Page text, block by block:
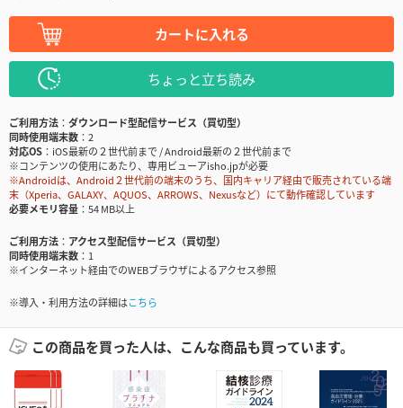
カートに入れる
ちょっと立ち読み
ご利用方法
ダウンロード型配信サービス（買切型）
同時使用端末数
2
対応OS
iOS最新の２世代前まで / Android最新の２世代前まで
※コンテンツの使用にあたり、専用ビューアisho.jpが必要
※Androidは、Android２世代前の端末のうち、国内キャリア経由で販売されている端
末（Xperia、GALAXY、AQUOS、ARROWS、Nexusなど）にて動作確認しています
必要メモリ容量
54 MB以上
ご利用方法
アクセス型配信サービス（買切型）
同時使用端末数
1
※インターネット経由でのWEBブラウザによるアクセス参照
※導入・利用方法の詳細はこちら
この商品を買った人は、こんな商品も買っています。